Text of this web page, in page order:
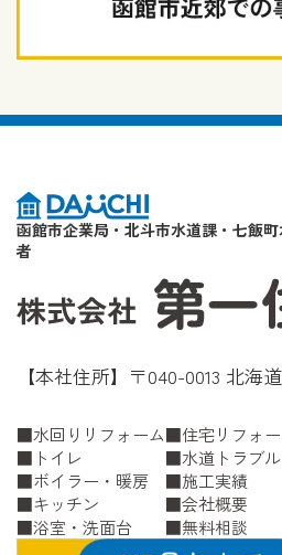
函館市企業局・北斗市水道課・七飯
者
【本社住所】〒040-0013 北海
水回りリフォーム
トイレ
ボイラー・暖房
キッチン
浴室・洗面台
住宅リフォ
水道トラブル
施工実績
会社概要
無料相談